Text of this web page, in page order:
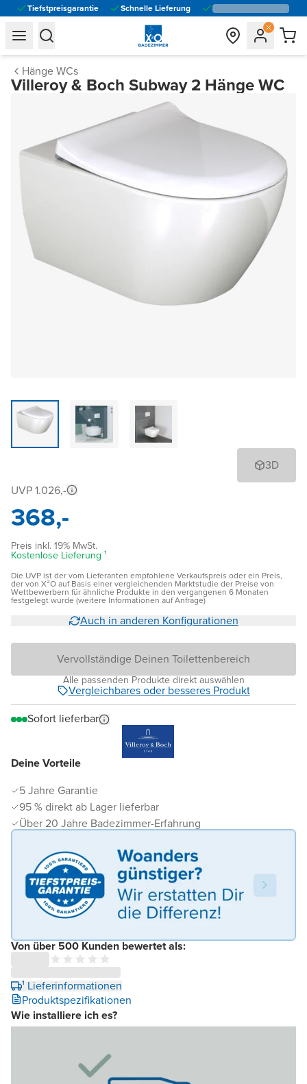
Tiefstpreisgarantie Schnelle Lieferung
general.navigation.toggle_menu.label
general.navigation.toggle_menu.label
Hänge WCs
Villeroy & Boch Subway 2 Hänge WC
3D
Deine Vorteile
5 Jahre Garantie
95 % direkt ab Lager lieferbar
Über 20 Jahre Badezimmer-Erfahrung
Von über 500 Kunden bewertet als:
¹ Lieferinformationen
Produktspezifikationen
Wie installiere ich es?
UVP 1.026,-
368,-
Preis inkl. 19% MwSt.
Kostenlose Lieferung ¹
Die UVP ist der vom Lieferanten empfohlene Verkaufspreis oder ein Preis,
der von X²O auf Basis einer vergleichenden Marktstudie der Preise von
Wettbewerbern für ähnliche Produkte in den vergangenen 6 Monaten
festgelegt wurde (weitere Informationen auf Anfrage)
Auch in anderen Konfigurationen
Vervollständige Deinen Toilettenbereich
Alle passenden Produkte direkt auswählen
Vergleichbares oder besseres Produkt
Sofort lieferbar